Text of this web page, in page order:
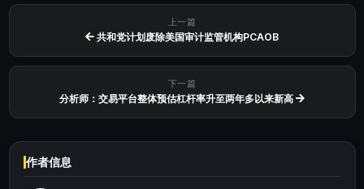
上一篇
共和党计划废除美国审计监管机构PCAOB
下一篇
分析师：交易平台整体预估杠杆率升至两年多以来新高
作者信息